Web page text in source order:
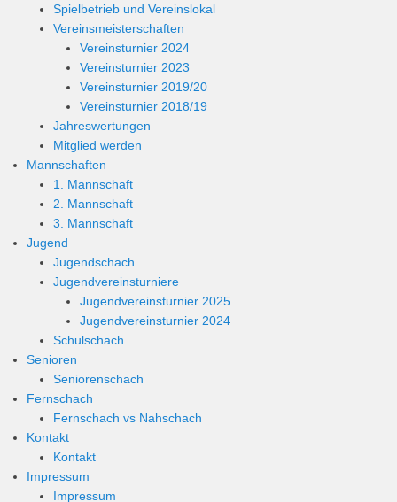
Spielbetrieb und Vereinslokal
Vereinsmeisterschaften
Vereinsturnier 2024
Vereinsturnier 2023
Vereinsturnier 2019/20
Vereinsturnier 2018/19
Jahreswertungen
Mitglied werden
Mannschaften
1. Mannschaft
2. Mannschaft
3. Mannschaft
Jugend
Jugendschach
Jugendvereinsturniere
Jugendvereinsturnier 2025
Jugendvereinsturnier 2024
Schulschach
Senioren
Seniorenschach
Fernschach
Fernschach vs Nahschach
Kontakt
Kontakt
Impressum
Impressum